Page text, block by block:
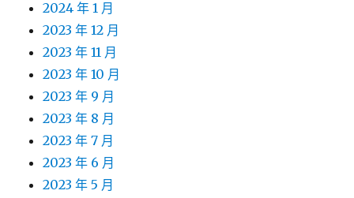
2024 年 1 月
2023 年 12 月
2023 年 11 月
2023 年 10 月
2023 年 9 月
2023 年 8 月
2023 年 7 月
2023 年 6 月
2023 年 5 月